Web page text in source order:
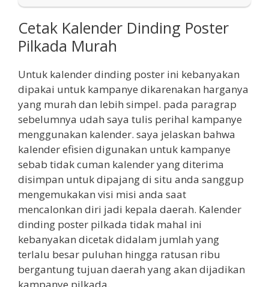
Cetak Kalender Dinding Poster
Pilkada Murah
Untuk kalender dinding poster ini kebanyakan
dipakai untuk kampanye dikarenakan harganya
yang murah dan lebih simpel. pada paragrap
sebelumnya udah saya tulis perihal kampanye
menggunakan kalender. saya jelaskan bahwa
kalender efisien digunakan untuk kampanye
sebab tidak cuman kalender yang diterima
disimpan untuk dipajang di situ anda sanggup
mengemukakan visi misi anda saat
mencalonkan diri jadi kepala daerah. Kalender
dinding poster pilkada tidak mahal ini
kebanyakan dicetak didalam jumlah yang
terlalu besar puluhan hingga ratusan ribu
bergantung tujuan daerah yang akan dijadikan